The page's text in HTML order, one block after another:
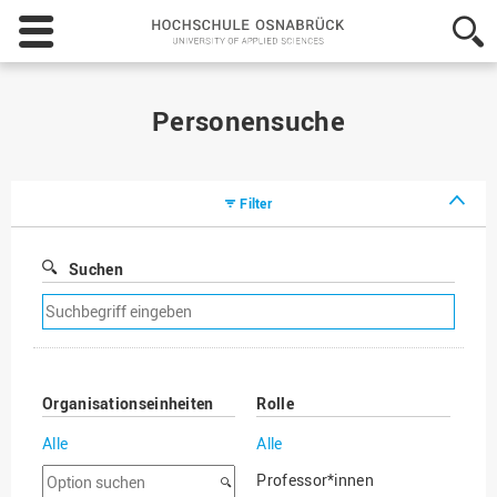
Hochschule
Osnabrück
-
Personensuche
Filter
Suchen
Suchfilter
entfernen
Organisationseinheiten
Alle
Option
Rolle
Alle
Professor*innen